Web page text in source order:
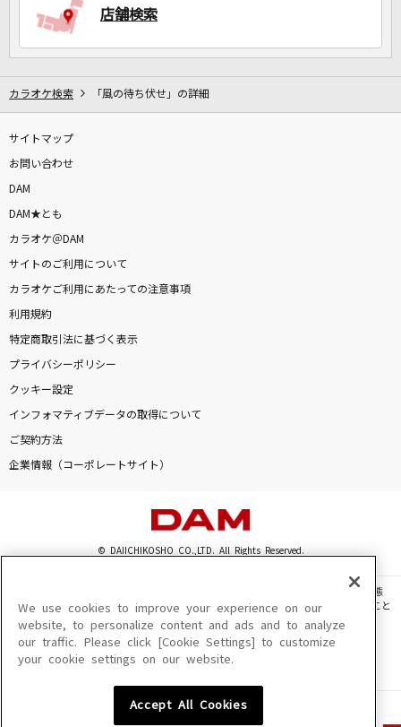
店舗検索
カラオケ検索 「風の待ち伏せ」の詳細
サイトマップ
お問い合わせ
DAM
DAM★とも
カラオケ＠DAM
サイトのご利用について
カラオケご利用にあたっての注意事項
利用規約
特定商取引法に基づく表示
プライバシーポリシー
クッキー設定
インフォマティブデータの取得について
ご契約方法
企業情報（コーポレートサイト）
© DAIICHIKOSHO CO.,LTD. All Rights Reserved.
このサイトに掲載されている一切の文章・画像・写真・動画・音声等を、手段や形態
を問わず、著作権法の定める範囲を超えて無断で複製、転載、ファイル化などすること
を禁じます。
楽曲及びコンテンツは、機種によりご利用いただけない場合があります。
楽曲及びコンテンツの配信日、配信内容が変更になる場合があります。
We use cookies to improve your experience on our
website, to personalize content and ads and to analyze
our traffic. Please click [Cookie Settings] to customize
your cookie settings on our website.
Accept All Cookies